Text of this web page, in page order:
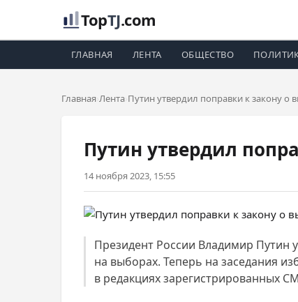
TopTJ.com
ГЛАВНАЯ ЛЕНТА ОБЩЕСТВО
Главная Лента Путин утвердил поправки к закону о
Путин утвердил
14 ноября 2023, 15:55
Президент России Владимир Путин
на выборах. Теперь на заседания
в редакциях зарегистрированных